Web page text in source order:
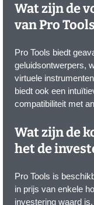
Wat zijn de
van Pro
Pro Tools biedt
geluidsontwerpers,
virtuele
biedt ook een
compatibiliteit met
Wat zijn de
het de
Pro Tools is
in prijs van enkele
investering waard